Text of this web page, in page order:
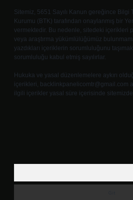
Sitemiz, 5651 Sayılı Kanun gereğince Bilgi
Kurumu (BTK) tarafından onaylanmış bir
vermektedir. Bu nedenle, sitedeki içerikleri
veya araştırma yükümlülüğümüz
yazdıkları içeriklerin sorumluluğunu
sorumluluğu kabul etmiş sayılırlar.
Hukuka ve yasal düzenlemelere aykırı
içerikleri, backlinkpanelicomtr@gmail.com
ilgili içerikler yasal süre içerisinde